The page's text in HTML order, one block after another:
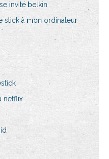
invité belkin
à mon ordinateur_
netflix